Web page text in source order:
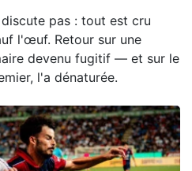
pas : tout est cru
l'œuf. Retour sur une
devenu fugitif — et sur le
l'a dénaturée.